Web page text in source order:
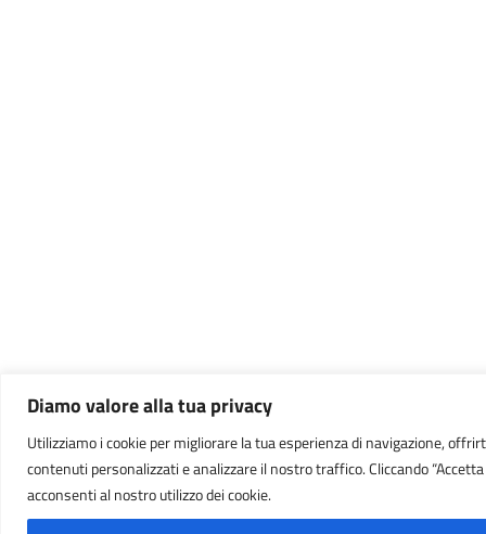
Diamo valore alla tua privacy
Utilizziamo i cookie per migliorare la tua esperienza di navigazione,
contenuti personalizzati e analizzare il nostro traffico. Cliccando
acconsenti al nostro utilizzo dei cookie.